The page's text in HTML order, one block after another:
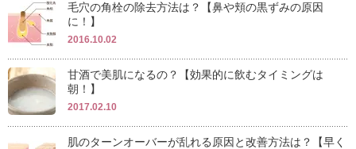
毛穴の角栓の除去方法は？【鼻や頬の黒ずみの原因
に！】
2016.10.02
甘酒で美肌になるの？【効果的に飲むタイミングは
朝！】
2017.02.10
肌のターンオーバーが乱れる原因と改善方法は？【早く